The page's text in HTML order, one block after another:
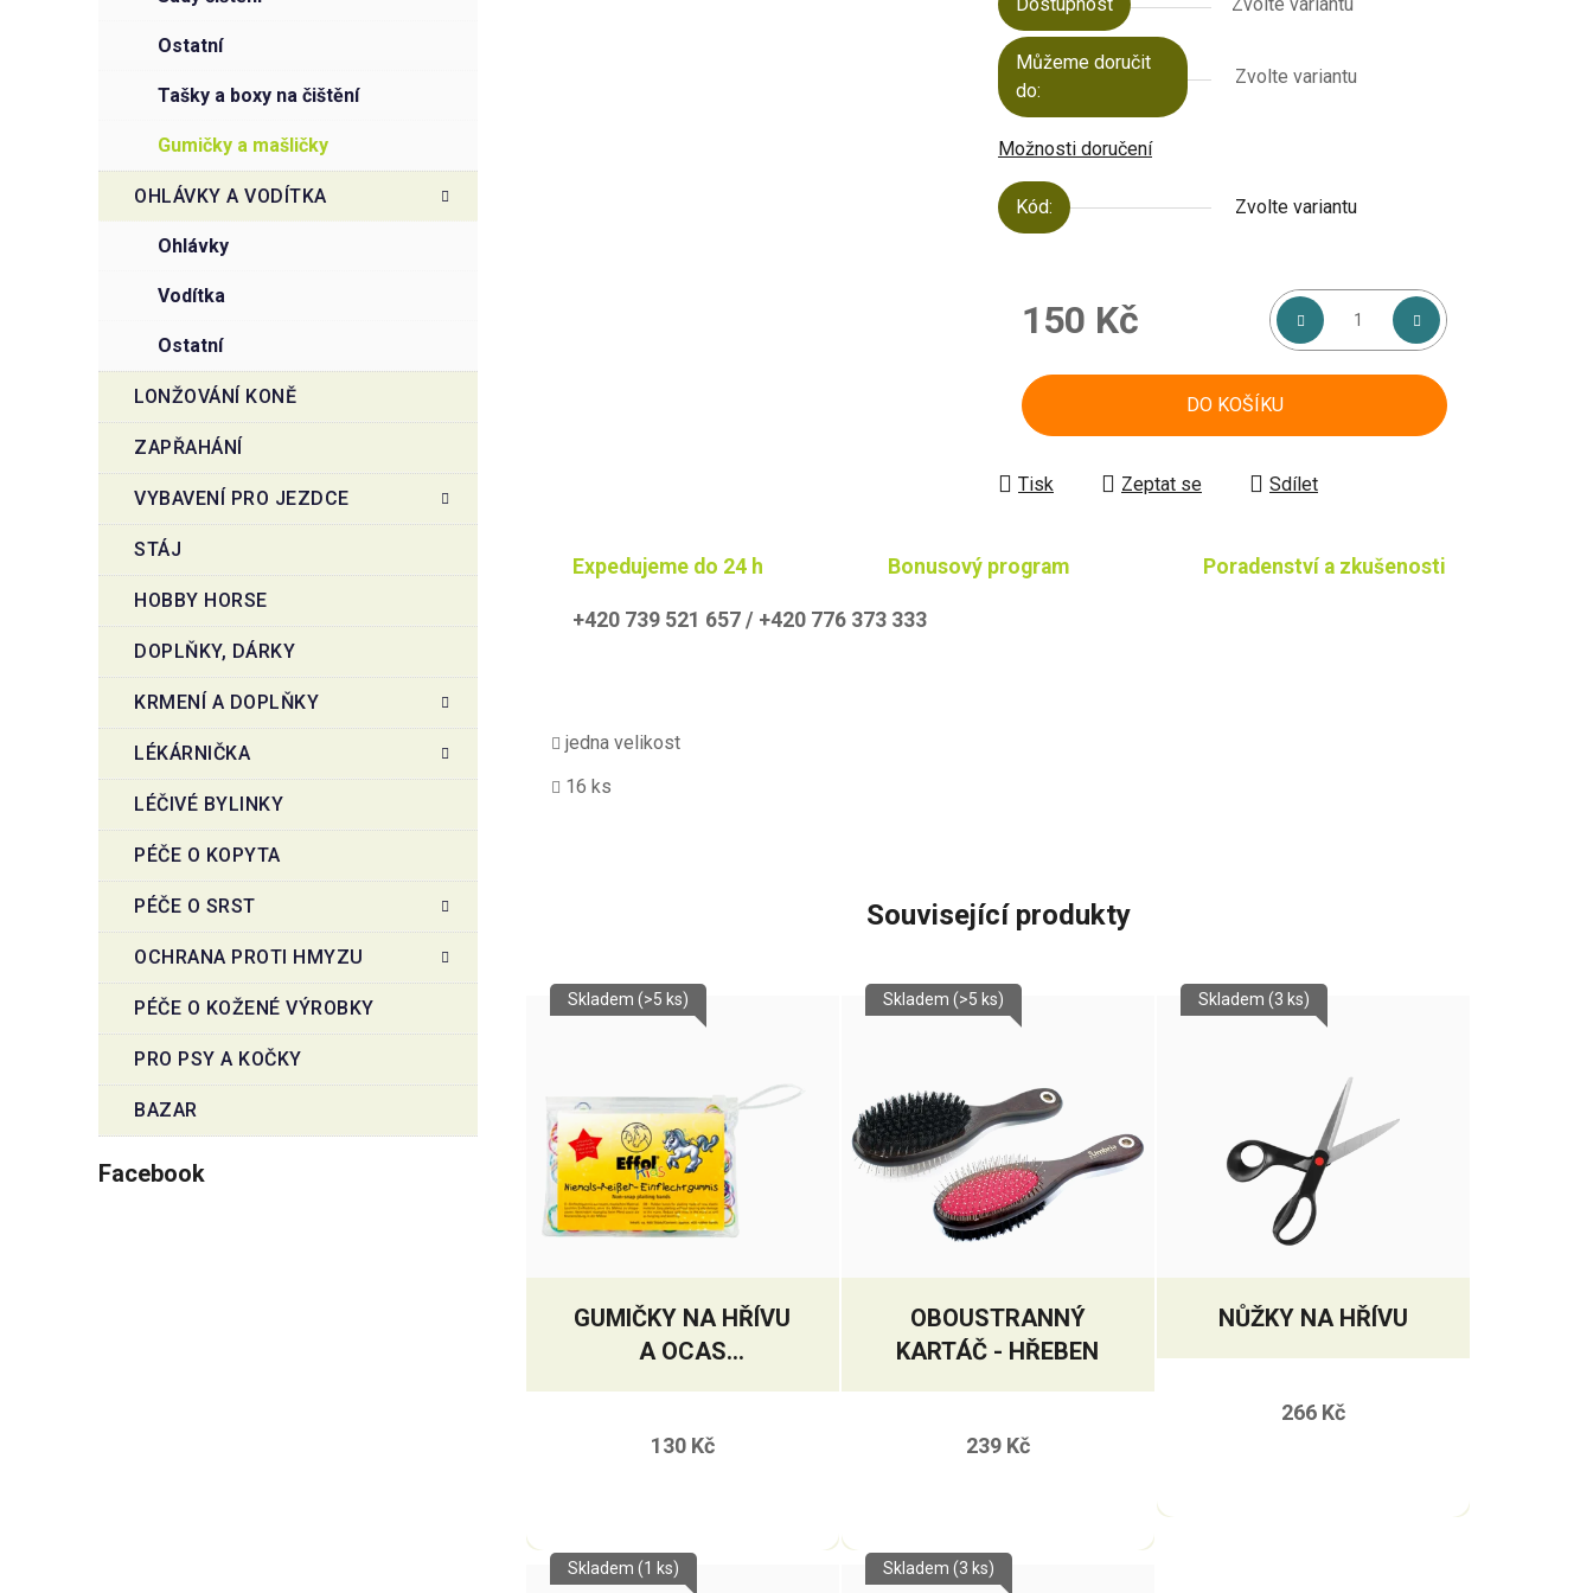
ostatní
tašky a boxy na čištění
gumičky a mašličky
OHLÁVKY A VODÍTKA
ohlávky
vodítka
ostatní
LONŽOVÁNÍ KONĚ
ZAPŘAHÁNÍ
VYBAVENÍ PRO JEZDCE
STÁJ
HOBBY HORSE
DOPLŇKY, DÁRKY
KRMENÍ A DOPLŇKY
LÉKÁRNIČKA
LÉČIVÉ BYLINKY
PÉČE O KOPYTA
PÉČE O SRST
OCHRANA PROTI HMYZU
PÉČE O KOŽENÉ VÝROBKY
PRO PSY A KOČKY
BAZAR
Facebook
Můžeme doručit
do:
Zvolte variantu
Možnosti doručení
Kód: Zvolte variantu
150 Kč
DO KOŠÍKU
Tisk Zeptat se Sdílet
Expedujeme do 24 h Bonusový program Poradenství a zkušenosti
+420 739 521 657 / +420 776 373 333
jedna velikost
16 ks
Související produkty
GUMIČKY NA HŘÍVU
A OCAS
MULTICOLOUR
Skladem (>5 ks)
130 Kč
OBOUSTRANNÝ
KARTÁČ - HŘEBEN
Skladem (>5 ks)
239 Kč
NŮŽKY NA HŘÍVU
Skladem (3 ks)
266 Kč
Skladem (1 ks) Skladem (3 ks)